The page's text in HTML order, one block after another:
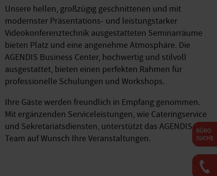
Unsere hellen, großzügig geschnittenen und mit
modernster Präsentations- und leistungstarker
Videokonferenztechnik ausgestatteten Seminarräume
bieten Platz und eine angenehme Atmosphäre. Die
AGENDIS Business Center, hochwertig und stilvoll
ausgestattet, bieten einen perfekten Rahmen für
professionelle Schulungen und Workshops.
Ihre Gäste werden freundlich in Empfang genommen.
Mit ergänzenden Serviceleistungen, wie Cateringservice
und Sekretariatsdiensten, unterstützt das AGENDIS-
Team auf Wunsch Ihre Veranstaltungen.